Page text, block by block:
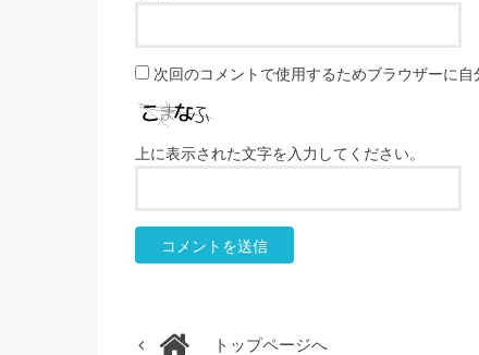
次回のコメントで使用するためブラウザーに
上に表示された文字を入力してください。
トップページへ